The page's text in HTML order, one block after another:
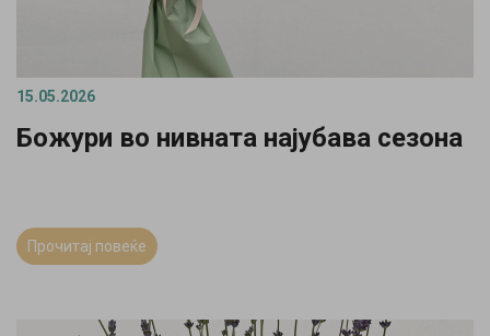
15.05.2026
Божури во нивната најубава сезона
Прочитај повеќе